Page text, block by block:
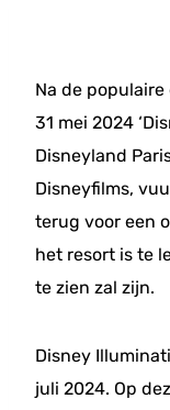
Na de populaire
31 mei 2024
Disneyland
Disneyfilms,
terug voor een
het resort is te
te zien zal zijn.
Disney
juli 2024. Op